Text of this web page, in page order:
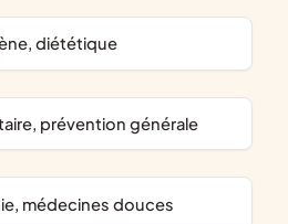
diététique
prévention générale
médecines douces